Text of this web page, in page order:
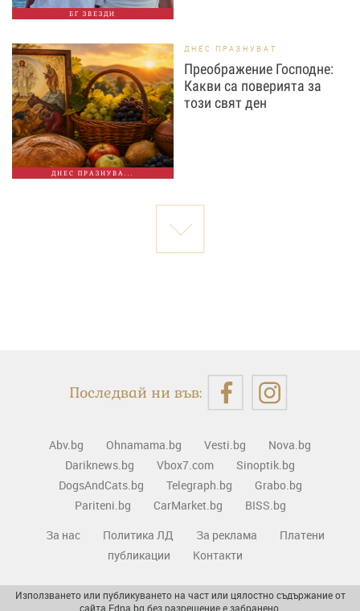
БГ ЗВЕЗДИ
ДНЕС ПРАЗНУВА...
ДНЕС ПРАЗНУВАТ
Преображение Господне:
Какви са поверията за
този свят ден
Последвай ни във:
Abv.bg Ohnamama.bg Vesti.bg
Nova.bg
Dariknews.bg
Vbox7.com
Sinoptik.bg
DogsAndCats.bg
Telegraph.bg
Grabo.bg
Pariteni.bg
CarMarket.bg
BISS.bg
За нас
Политика ЛД За реклама
Платени
публикации
Контакти
Използването или публикуването на част или цялостно съдържание от
сайта Edna.bg без разрешение е забранено.